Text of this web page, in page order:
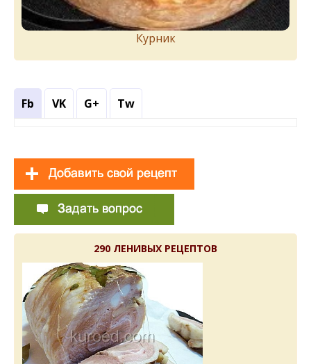
Курник
Fb VK G+ Tw
290 ЛЕНИВЫХ РЕЦЕПТОВ